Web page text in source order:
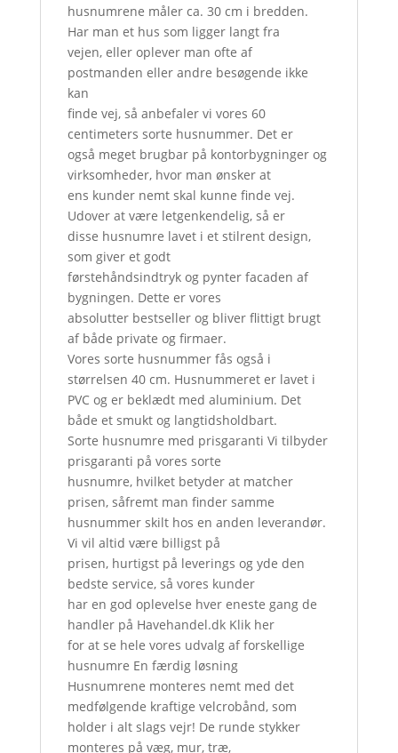
husnumrene måler ca. 30 cm i bredden.
Har man et hus som ligger langt fra
vejen, eller oplever man ofte af
postmanden eller andre besøgende ikke
kan
finde vej, så anbefaler vi vores 60
centimeters sorte husnummer. Det er
også meget brugbar på kontorbygninger og
virksomheder, hvor man ønsker at
ens kunder nemt skal kunne finde vej.
Udover at være letgenkendelig, så er
disse husnumre lavet i et stilrent design,
som giver et godt
førstehåndsindtryk og pynter facaden af
bygningen. Dette er vores
absolutter bestseller og bliver flittigt brugt
af både private og firmaer.
Vores sorte husnummer fås også i
størrelsen 40 cm. Husnummeret er lavet i
PVC og er beklædt med aluminium. Det
både et smukt og langtidsholdbart.
Sorte husnumre med prisgaranti Vi tilbyder
prisgaranti på vores sorte
husnumre, hvilket betyder at matcher
prisen, såfremt man finder samme
husnummer skilt hos en anden leverandør.
Vi vil altid være billigst på
prisen, hurtigst på leverings og yde den
bedste service, så vores kunder
har en god oplevelse hver eneste gang de
handler på Havehandel.dk Klik her
for at se hele vores udvalg af forskellige
husnumre En færdig løsning
Husnumrene monteres nemt med det
medfølgende kraftige velcrobånd, som
holder i alt slags vejr! De runde stykker
monteres på væg, mur, træ,